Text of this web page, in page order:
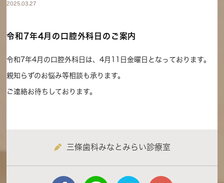
2025.03.27
令和7年4月の口腔外科日のご案内
令和7年4月の口腔外科日は、4月11日金曜日となっております。
親知らずのお悩み等相談も承ります。
ご連絡お待ちしております。
三條歯科みなとみらい診療室